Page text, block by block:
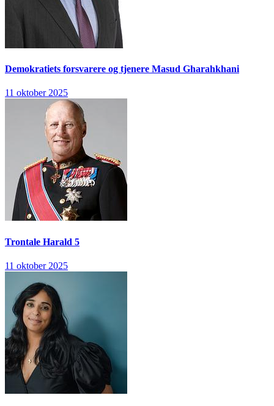
Demokratiets forsvarere og tjenere Masud Gharahkhani
11 oktober 2025
Trontale Harald 5
11 oktober 2025